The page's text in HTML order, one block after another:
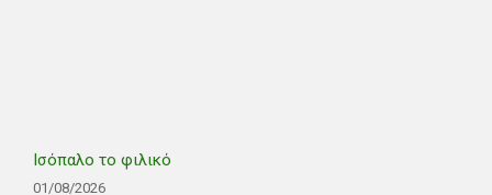
Ισόπαλο το φιλικό
01/08/2026